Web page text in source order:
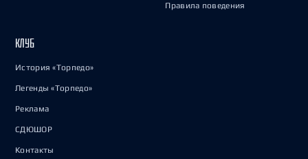
Правила поведения
КЛУБ
История «Торпедо»
Легенды «Торпедо»
Реклама
СДЮШОР
Контакты